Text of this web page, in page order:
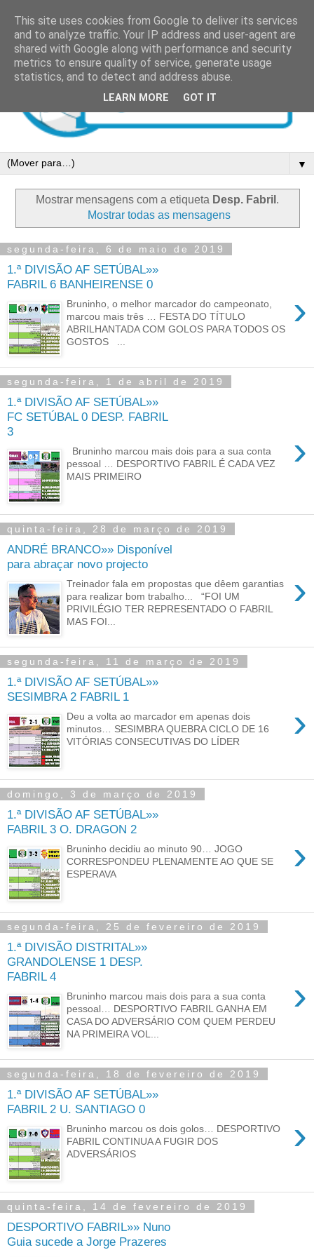
▼
Mostrar mensagens com a etiqueta Desp. Fabril .
Mostrar todas as mensagens
segunda-feira, 6 de maio de 2019
1.ª DIVISÃO AF SETÚBAL»»
FABRIL 6 BANHEIRENSE 0
›
Bruninho, o melhor marcador do campeonato,
marcou mais três … FESTA DO TÍTULO
ABRILHANTADA COM GOLOS PARA TODOS OS
GOSTOS ...
segunda-feira, 1 de abril de 2019
1.ª DIVISÃO AF SETÚBAL»»
FC SETÚBAL 0 DESP. FABRIL
3
›
Bruninho marcou mais dois para a sua conta
pessoal … DESPORTIVO FABRIL É CADA VEZ
MAIS PRIMEIRO
quinta-feira, 28 de março de 2019
ANDRÉ BRANCO»» Disponível
para abraçar novo projecto
›
Treinador fala em propostas que dêem garantias
para realizar bom trabalho... “FOI UM
PRIVILÉGIO TER REPRESENTADO O FABRIL
MAS FOI...
segunda-feira, 11 de março de 2019
1.ª DIVISÃO AF SETÚBAL»»
SESIMBRA 2 FABRIL 1
›
Deu a volta ao marcador em apenas dois
minutos… SESIMBRA QUEBRA CICLO DE 16
VITÓRIAS CONSECUTIVAS DO LÍDER
domingo, 3 de março de 2019
1.ª DIVISÃO AF SETÚBAL»»
FABRIL 3 O. DRAGON 2
›
Bruninho decidiu ao minuto 90… JOGO
CORRESPONDEU PLENAMENTE AO QUE SE
ESPERAVA
segunda-feira, 25 de fevereiro de 2019
1.ª DIVISÃO DISTRITAL»»
GRANDOLENSE 1 DESP.
FABRIL 4
›
Bruninho marcou mais dois para a sua conta
pessoal… DESPORTIVO FABRIL GANHA EM
CASA DO ADVERSÁRIO COM QUEM PERDEU
NA PRIMEIRA VOL...
segunda-feira, 18 de fevereiro de 2019
1.ª DIVISÃO AF SETÚBAL»»
FABRIL 2 U. SANTIAGO 0
›
Bruninho marcou os dois golos… DESPORTIVO
FABRIL CONTINUA A FUGIR DOS
ADVERSÁRIOS
quinta-feira, 14 de fevereiro de 2019
DESPORTIVO FABRIL»» Nuno
Guia sucede a Jorge Prazeres
This site uses cookies from Google to deliver its services
and to analyze traffic. Your IP address and user-agent are
shared with Google along with performance and security
metrics to ensure quality of service, generate usage
statistics, and to detect and address abuse.
LEARN MORE GOT IT